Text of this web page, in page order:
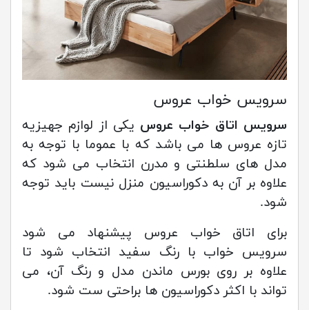
سرویس خواب عروس
سرویس اتاق خواب عروس یکی از لوازم جهیزیه
تازه عروس ها می باشد که با عموما با توجه به
مدل های سلطنتی و مدرن انتخاب می شود که
علاوه بر آن به دکوراسیون منزل نیست باید توجه
شود.
برای اتاق خواب عروس پیشنهاد می شود
سرویس خواب با رنگ سفید انتخاب شود تا
علاوه بر روی بورس ماندن مدل و رنگ آن، می
تواند با اکثر دکوراسیون ها براحتی ست شود.